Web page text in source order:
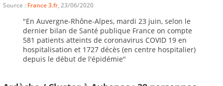
Source : France 3.fr, 23/06/2020
"En Auvergne-Rhône-Alpes, mardi 23 juin, selon le
dernier bilan de Santé publique France on compte
581 patients atteints de coronavirus COVID 19 en
hospitalisation et 1727 décès (en centre hospitalier)
depuis le début de l'épidémie"